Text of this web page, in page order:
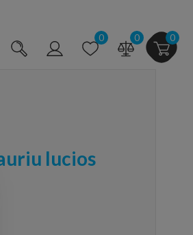
0 0 0
lucios